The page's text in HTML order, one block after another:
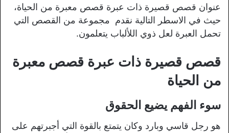
عنوان قصص قصيرة ذات عبرة قصص معبرة من الحياة،
حيث في الاسطر التالية نقدم مجموعة من القصص التي
تحمل العبرة لعل ذوي اللألباب يتعلمون.
قصص قصيرة ذات عبرة قصص معبرة
من الحياة
سوء الفهم يضيع الحقوق
هو رجل قاسي وبارد وكان يتمتع بالقوة التي أجبرتهم على